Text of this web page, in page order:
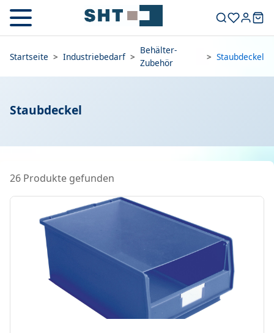
Startseite > Industriebedarf >
Behälter-
Zubehör
> Staubdeckel
Staubdeckel
26 Produkte gefunden